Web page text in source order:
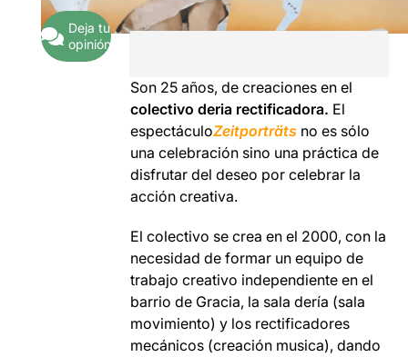
Deja tu
opinión
Son 25 años, de creaciones en el
colectivo deria rectificadora. El
espectáculoZeitporträts no es sólo
una celebración sino una práctica de
disfrutar del deseo por celebrar la
acción creativa.
El colectivo se crea en el 2000, con la
necesidad de formar un equipo de
trabajo creativo independiente en el
barrio de Gracia, la sala dería (sala
movimiento) y los rectificadores
mecánicos (creación musica), dando